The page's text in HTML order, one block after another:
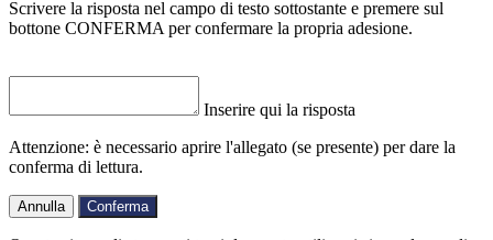
Scrivere la risposta nel campo di testo sottostante e premere sul
bottone CONFERMA per confermare la propria adesione.
Inserire qui la risposta
Attenzione: è necessario aprire l'allegato (se presente) per dare la
conferma di lettura.
Annulla Conferma